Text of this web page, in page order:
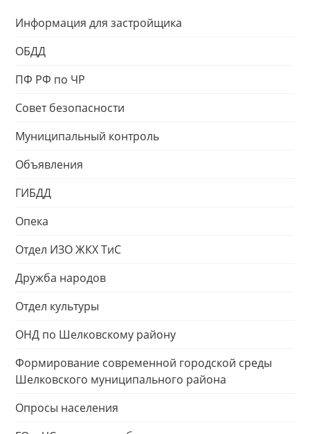
Информация для застройщика
ОБДД
ПФ РФ по ЧР
Совет безопасности
Муниципальный контроль
Объявления
ГИБДД
Опека
Отдел ИЗО ЖКХ ТиС
Дружба народов
Отдел культуры
ОНД по Шелковскому району
Формирование современной городской среды
Шелковского муниципального района
Опросы населения